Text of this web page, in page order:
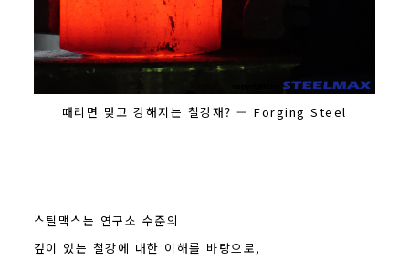
때리면 맞고 강해지는 철강재? — Forging Steel
스틸맥스는 연구소 수준의
깊이 있는 철강에 대한 이해를 바탕으로,